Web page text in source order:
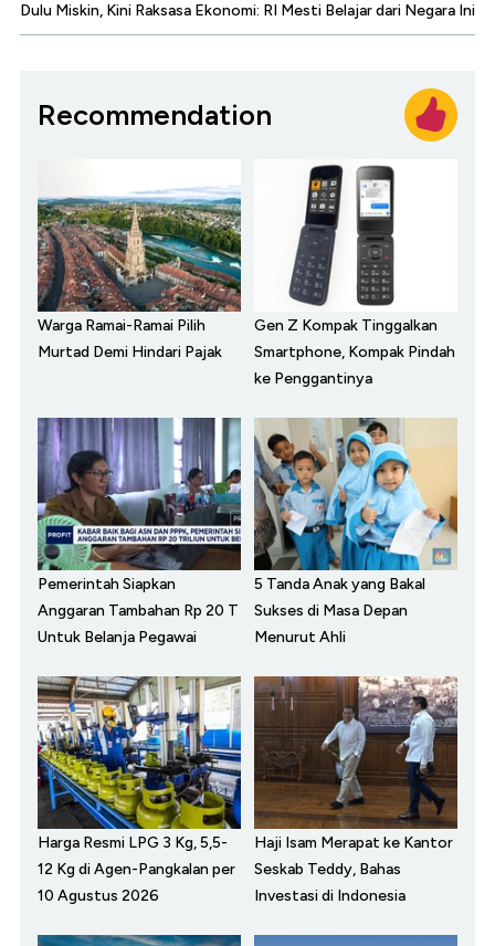
Dulu Miskin, Kini Raksasa Ekonomi: RI Mesti Belajar dari Negara Ini
Recommendation
Warga Ramai-Ramai Pilih
Murtad Demi Hindari Pajak
Gen Z Kompak Tinggalkan
Smartphone, Kompak Pindah
ke Penggantinya
Pemerintah Siapkan
Anggaran Tambahan Rp 20 T
Untuk Belanja Pegawai
5 Tanda Anak yang Bakal
Sukses di Masa Depan
Menurut Ahli
Harga Resmi LPG 3 Kg, 5,5-
12 Kg di Agen-Pangkalan per
10 Agustus 2026
Haji Isam Merapat ke Kantor
Seskab Teddy, Bahas
Investasi di Indonesia